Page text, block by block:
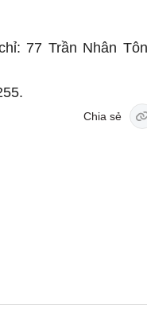
77 Trần Nhân
Chia sẻ